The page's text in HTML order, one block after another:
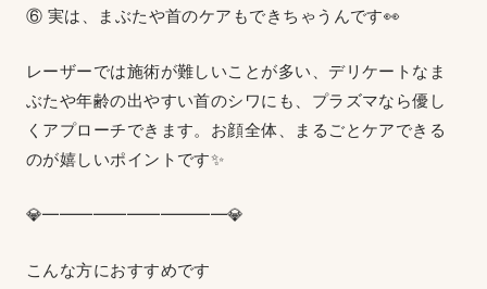
⑥ 実は、まぶたや首のケアもできちゃうんです👀
レーザーでは施術が難しいことが多い、デリケートなま
ぶたや年齢の出やすい首のシワにも、プラズマなら優し
くアプローチできます。お顔全体、まるごとケアできる
のが嬉しいポイントです✨
💎━━━━━━━━━━━💎
こんな方におすすめです